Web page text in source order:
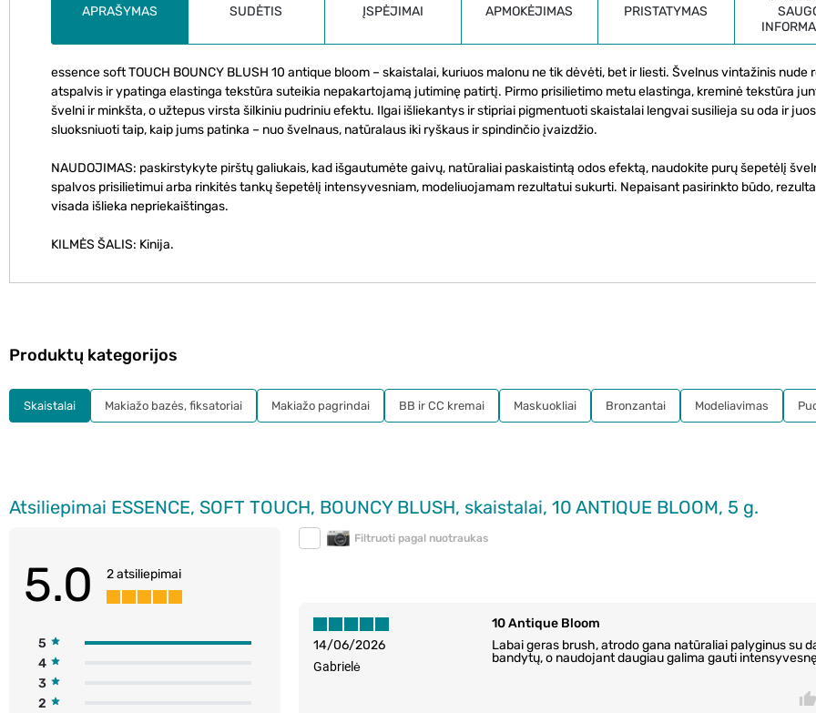
APRAŠYMAS SUDĖTIS ĮSPĖJIMAI APMOKĖJIMAS PRISTATYMAS
essence soft TOUCH BOUNCY BLUSH 10 antique bloom – skaistalai, kuriuos malonu ne tik dėvėti, bet ir liesti. Švelnus vintažinis nude
atspalvis ir ypatinga elastinga tekstūra suteikia nepakartojamą jutiminę patirtį. Pirmo prisilietimo metu elastinga, kreminė tekstūra
švelni ir minkšta, o užtepus virsta šilkiniu pudriniu efektu. Ilgai išliekantys ir stipriai pigmentuoti skaistalai lengvai susilieja su oda ir
sluoksniuoti taip, kaip jums patinka – nuo švelnaus, natūralaus iki ryškaus ir spindinčio įvaizdžio.
NAUDOJIMAS: paskirstykyte pirštų galiukais, kad išgautumėte gaivų, natūraliai paskaistintą odos efektą, naudokite purų šepetėlį
spalvos prisilietimui arba rinkitės tankų šepetėlį intensyvesniam, modeliuojamam rezultatui sukurti. Nepaisant pasirinkto būdo,
visada išlieka nepriekaištingas.
KILMĖS ŠALIS: Kinija.
Atsiliepimai ESSENCE, SOFT TOUCH, BOUNCY BLUSH, skaistalai, 10 ANTIQUE BLOOM, 5 g.
5.0 2 atsiliepimai
5
4
3
2
Filtruoti pagal nuotraukas
14/06/2026
10 Antique Bloom
Labai geras brush, atrodo gana natūraliai palyginus su
bandytų, o naudojant daugiau galima gauti
Gabrielė
Produktų kategorijos
Skaistalai Makiažo bazės, fiksatoriai Makiažo pagrindai BB ir CC kremai Maskuokliai Bronzantai Modeliavimas